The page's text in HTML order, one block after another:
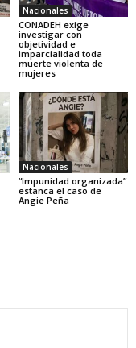
Nacionales
CONADEH exige
investigar con
objetividad e
imparcialidad toda
muerte violenta de
mujeres
Nacionales
“Impunidad organizada”
estanca el caso de
Angie Peña